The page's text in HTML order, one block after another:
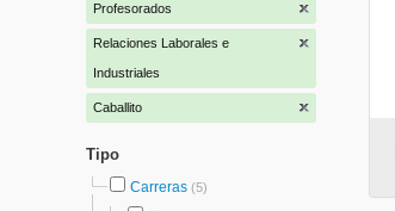
Profesorados
Relaciones Laborales e
Industriales
Caballito
Tipo
Carreras (5)